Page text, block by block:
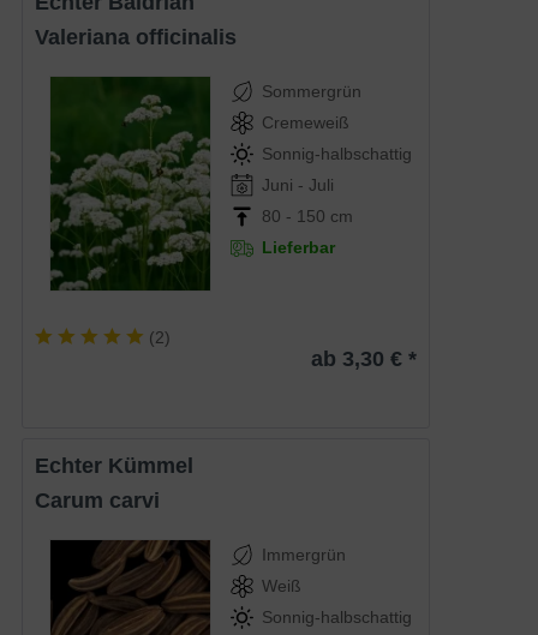
Valeriana officinalis
Sommergrün
Cremeweiß
Sonnig-halbschattig
Juni - Juli
80 - 150 cm
Lieferbar
(2)
ab 3,30 € *
Echter Kümmel
Carum carvi
Immergrün
Weiß
Sonnig-halbschattig